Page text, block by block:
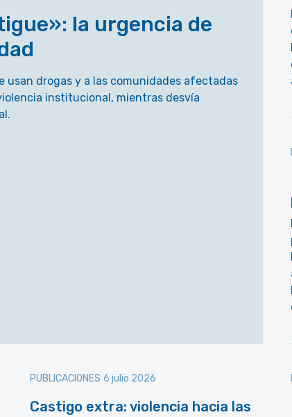
la urgencia de
usan drogas y a las comunidades afectadas
institucional, mientras desvía
PUBLICACIONES 6 julio 2026
Castigo extra: violencia hacia las